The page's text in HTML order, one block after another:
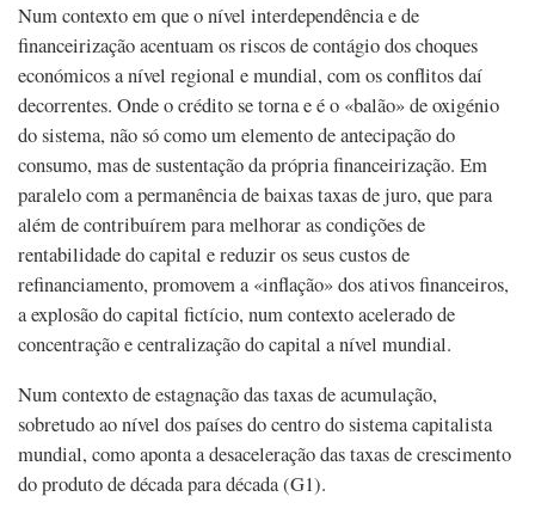
Num contexto em que o nível interdependência e de
financeirização acentuam os riscos de contágio dos choques
económicos a nível regional e mundial, com os conflitos daí
decorrentes. Onde o crédito se torna e é o «balão» de oxigénio
do sistema, não só como um elemento de antecipação do
consumo, mas de sustentação da própria financeirização. Em
paralelo com a permanência de baixas taxas de juro, que para
além de contribuírem para melhorar as condições de
rentabilidade do capital e reduzir os seus custos de
refinanciamento, promovem a «inflação» dos ativos financeiros,
a explosão do capital fictício, num contexto acelerado de
concentração e centralização do capital a nível mundial.
Num contexto de estagnação das taxas de acumulação,
sobretudo ao nível dos países do centro do sistema capitalista
mundial, como aponta a desaceleração das taxas de crescimento
do produto de década para década (G1).